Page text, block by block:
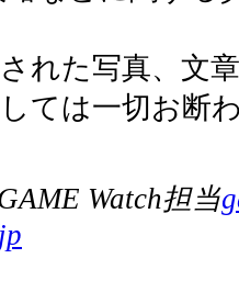
れた写真、文
ては一切お断
Watch担当